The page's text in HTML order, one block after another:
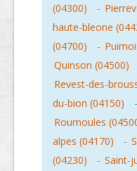
(04300)
-
haute-bleone
(04700)
-
Quinson (04500)
Revest-des-
du-bion (04150)
-
Roumoules
alpes (04170)
-
(04230)
- Saint-